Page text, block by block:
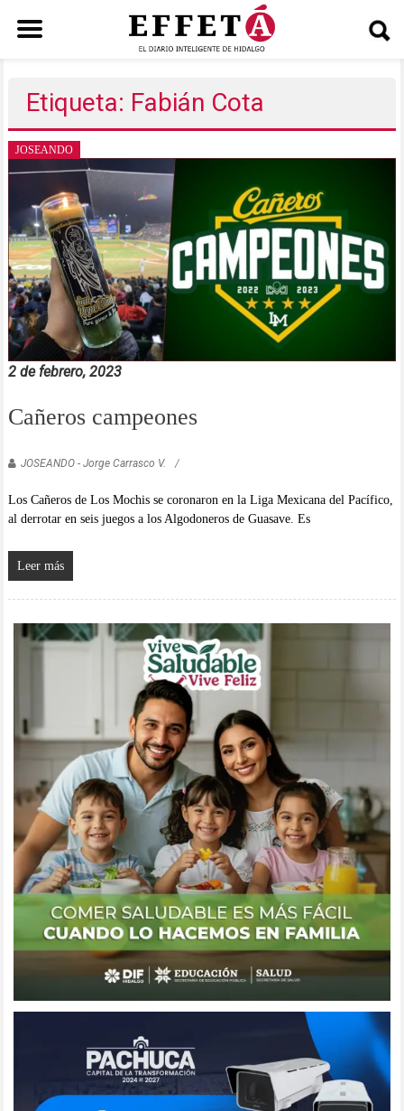
contenidoEtiqueta: Fabián Cota
JOSEANDO
2 de febrero, 2023
Cañeros campeones
JOSEANDO - Jorge Carrasco V.
Los Cañeros de Los Mochis se coronaron en la Liga Mexicana del Pacífico,
al derrotar en seis juegos a los Algodoneros de Guasave. Es
Leer más